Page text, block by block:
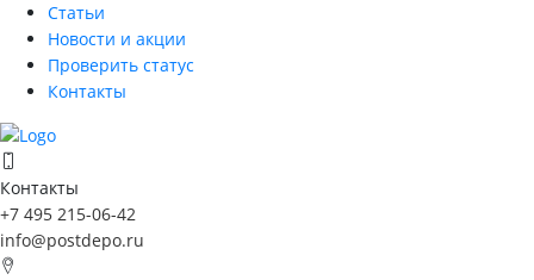
Статьи
Новости и акции
Проверить статус
Контакты
Контакты
+7 495 215-06-42
info@postdepo.ru